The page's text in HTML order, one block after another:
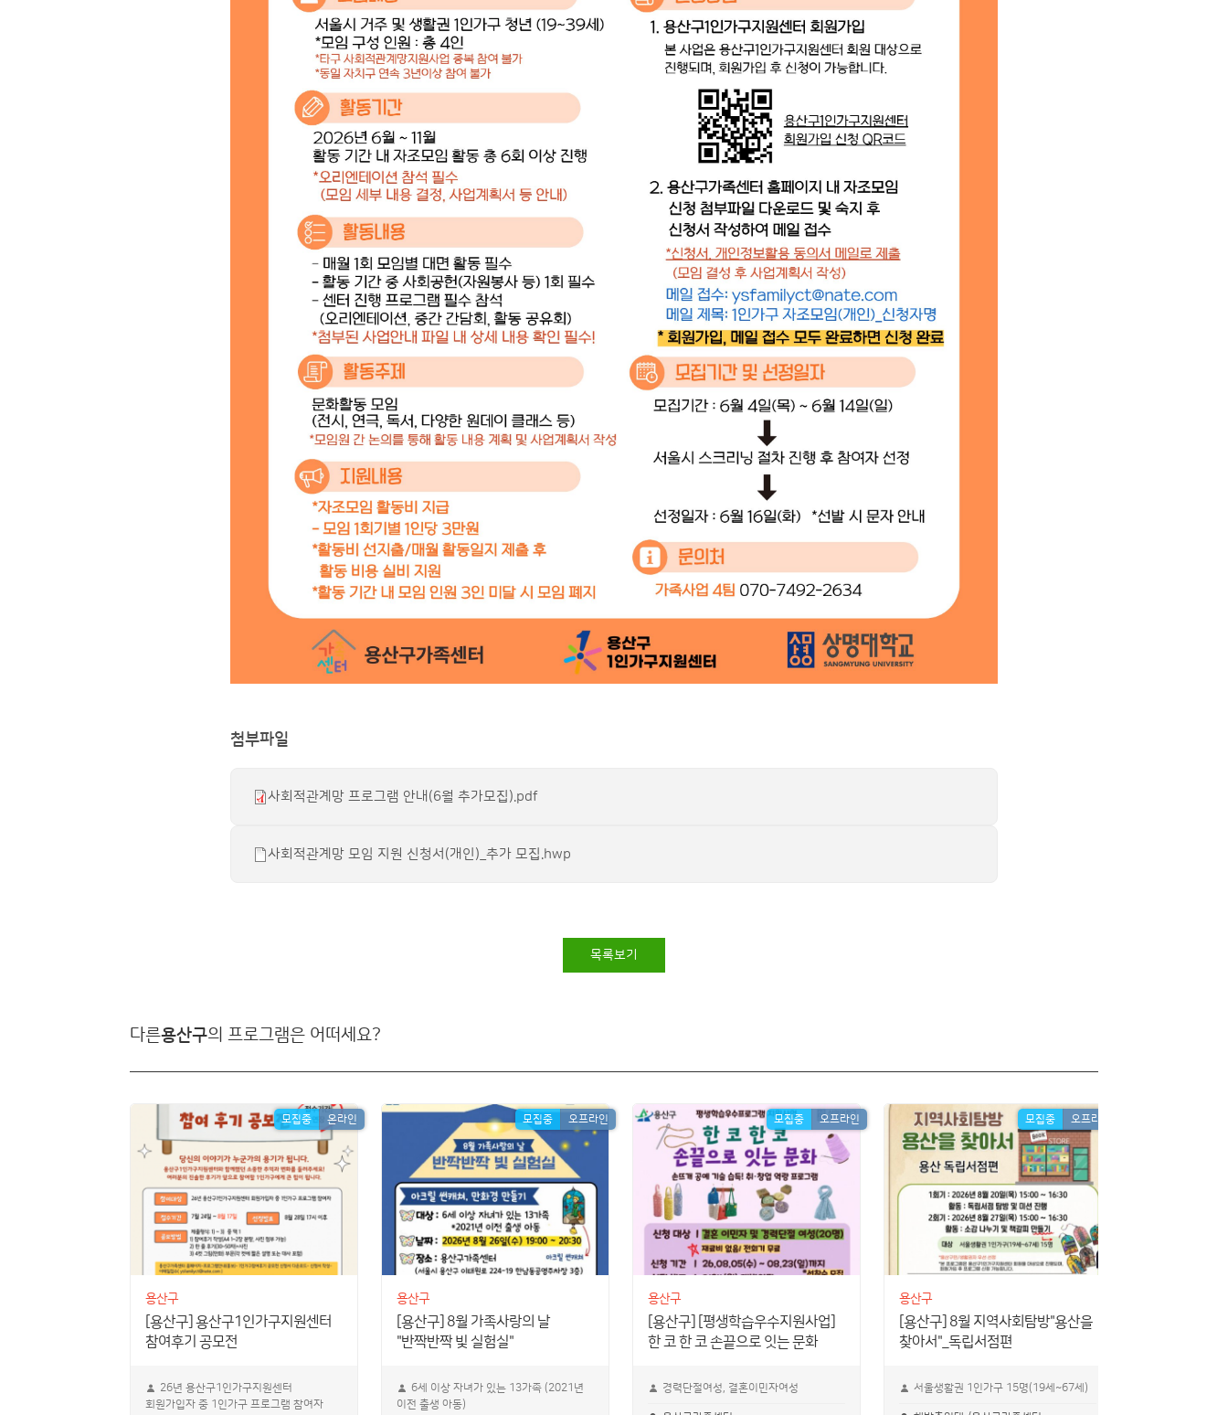
첨부파일
사회적관계망 프로그램 안내(6월 추가모집).pdf
사회적관계망 모임 지원 신청서(개인)_추가 모집.hwp
목록보기
다른용산구의 프로그램은 어떠세요?
모집중 온라인
용산구
[용산구] 용산구1인가구지원센터
참여후기 공모전
26년 용산구1인가구지원센터
회원가입자 중 1인가구 프로그램 참여자
모집중 오프라인
용산구
[용산구] 8월 가족사랑의 날
"반짝반짝 빛 실험실"
6세 이상 자녀가 있는 13가족 (2021년
이전 출생 아동)
모집중 오프라인
용산구
[용산구] [평생학습우수지원사업]
한 코 한 코 손끝으로 잇는 문화
경력단절여성, 결혼이민자여성
모집중 오프라인
용산구
[용산구] 8월 지역사회탐방"용산을
찾아서"_독립서점편
서울생활권 1인가구 15명(19세~67세)